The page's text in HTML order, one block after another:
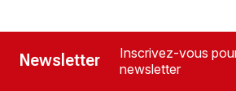
Newsletter
Inscrivez-vous
newsletter